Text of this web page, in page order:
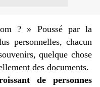
? » Poussé par la
personnelles, chacun
quelque chose
des documents.
de personnes